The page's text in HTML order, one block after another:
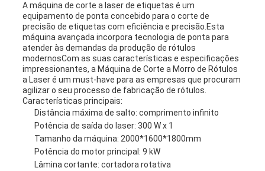
SITE
POLÍTICA
PRIVACIDADE
A máquina de corte a laser de etiquetas é um
equipamento de ponta concebido para o corte de
precisão de etiquetas com eficiência e precisão.Esta
máquina avançada incorpora tecnologia de ponta para
atender às demandas da produção de rótulos
modernosCom as suas características e especificações
impressionantes, a Máquina de Corte a Morro de Rótulos
a Laser é um must-have para as empresas que procuram
agilizar o seu processo de fabricação de rótulos.
Características principais:
Distância máxima de salto: comprimento infinito
Potência de saída do laser: 300 W x 1
Tamanho da máquina: 2000*1600*1800mm
Potência do motor principal: 9 kW
Lâmina cortante: cortadora rotativa